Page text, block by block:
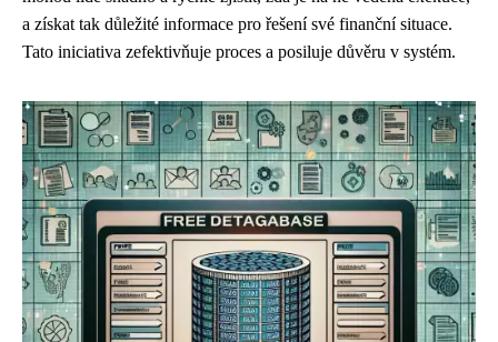
a získat tak důležité informace pro řešení své finanční situace.
Tato iniciativa zefektivňuje proces a posiluje důvěru v systém.